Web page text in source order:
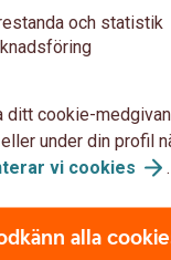
åtgärder som behövs.
och statistik
ditt cookie-
under din profil
vi cookies .
alla